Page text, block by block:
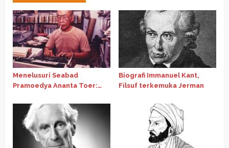
Menelusuri Seabad
Pramoedya Ananta Toer:
Pernah Padam
Biografi Immanuel Kant,
Filsuf terkemuka Jerman